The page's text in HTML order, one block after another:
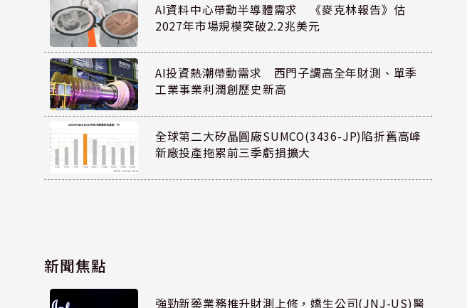
AI資料中心帶動半導體需求 《麥克林報告》估
2027年市場規模突破2.2兆美元
AI投資熱潮帶動需求 西門子調高全年財測、單季
工業事業利潤創歷史新高
全球第二大矽晶圓廠SUMCO(3436-JP)陷折舊高峰
新廠投產拖累前三季虧損擴大
新聞焦點
強勁新藥業務推升財測上修，嬌生公司(JNJ-US)醫